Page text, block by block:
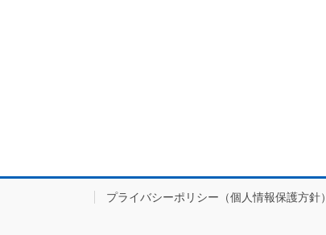
プライバシーポリシー（個人情報保護方針）